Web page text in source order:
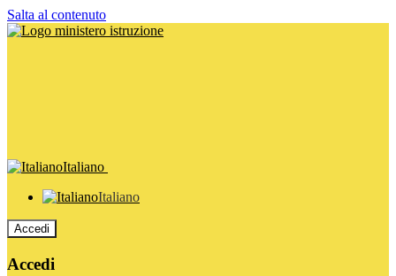
Salta al contenuto
Italiano
Italiano
Accedi
Accedi